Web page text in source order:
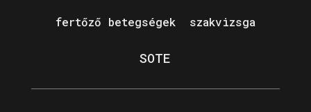
fertőző betegségek szakvizsga
SOTE